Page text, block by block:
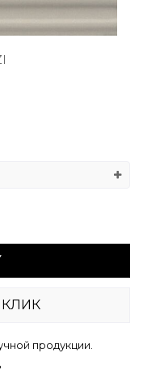
продукции.